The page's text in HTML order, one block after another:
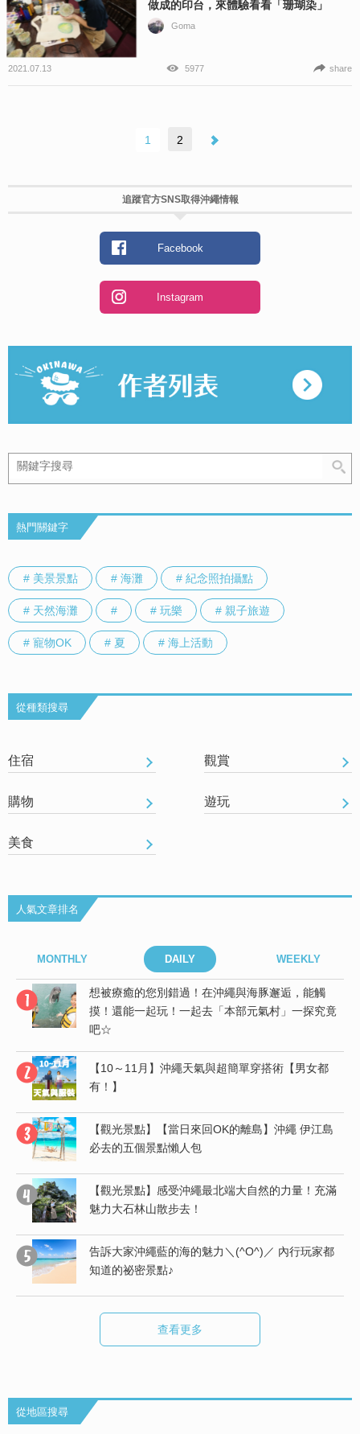
做成的印台，來體驗看看「珊瑚染」
Goma
2021.07.13 5977 share
1 2
追蹤官方SNS取得沖繩情報
Facebook
Instagram
熱門關鍵字
# 美景景點 # 海灘 # 紀念照拍攝點
# 天然海灘 # # 玩樂 # 親子旅遊
# 寵物OK # 夏 # 海上活動
從種類搜尋
住宿 觀賞
購物 遊玩
美食
人氣文章排名
MONTHLY DAILY WEEKLY
想被療癒的您別錯過！在沖繩與海豚邂逅，能觸
摸！還能一起玩！一起去「本部元氣村」一探究竟
吧☆
【10～11月】沖繩天氣與超簡單穿搭術【男女都
有！】
【觀光景點】【當日來回OK的離島】沖繩 伊江島
必去的五個景點懶人包
【觀光景點】感受沖繩最北端大自然的力量！充滿
魅力大石林山散步去！
告訴大家沖繩藍的海的魅力＼(^O^)／ 內行玩家都
知道的祕密景點♪
查看更多
從地區搜尋